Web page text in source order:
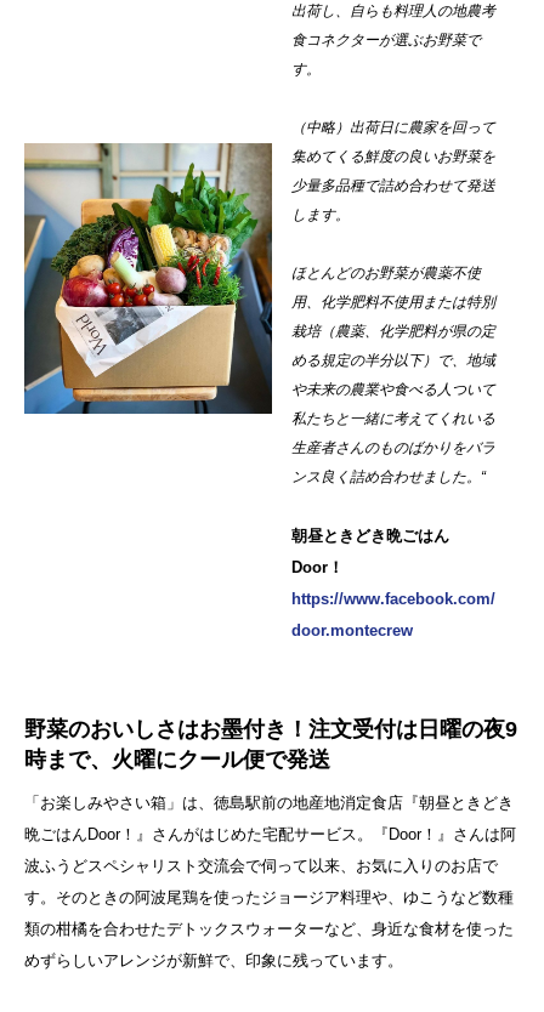
出荷し、自らも料理人の地農考
食コネクターが選ぶお野菜で
す。
（中略）出荷日に農家を回って
集めてくる鮮度の良いお野菜を
少量多品種で詰め合わせて発送
します。
ほとんどのお野菜が農薬不使
用、化学肥料不使用または特別
栽培（農薬、化学肥料が県の定
める規定の半分以下）で、地域
や未来の農業や食べる人ついて
私たちと一緒に考えてくれいる
生産者さんのものばかりをバラ
ンス良く詰め合わせました。“
朝昼ときどき晩ごはん
Door！
https://www.facebook.com/
door.montecrew
野菜のおいしさはお墨付き！注文受付は日曜の夜9
時まで、火曜にクール便で発送
「お楽しみやさい箱」は、徳島駅前の地産地消定食店『朝昼ときどき
晩ごはんDoor！』さんがはじめた宅配サービス。『Door！』さんは阿
波ふうどスペシャリスト交流会で伺って以来、お気に入りのお店で
す。そのときの阿波尾鶏を使ったジョージア料理や、ゆこうなど数種
類の柑橘を合わせたデトックスウォーターなど、身近な食材を使った
めずらしいアレンジが新鮮で、印象に残っています。